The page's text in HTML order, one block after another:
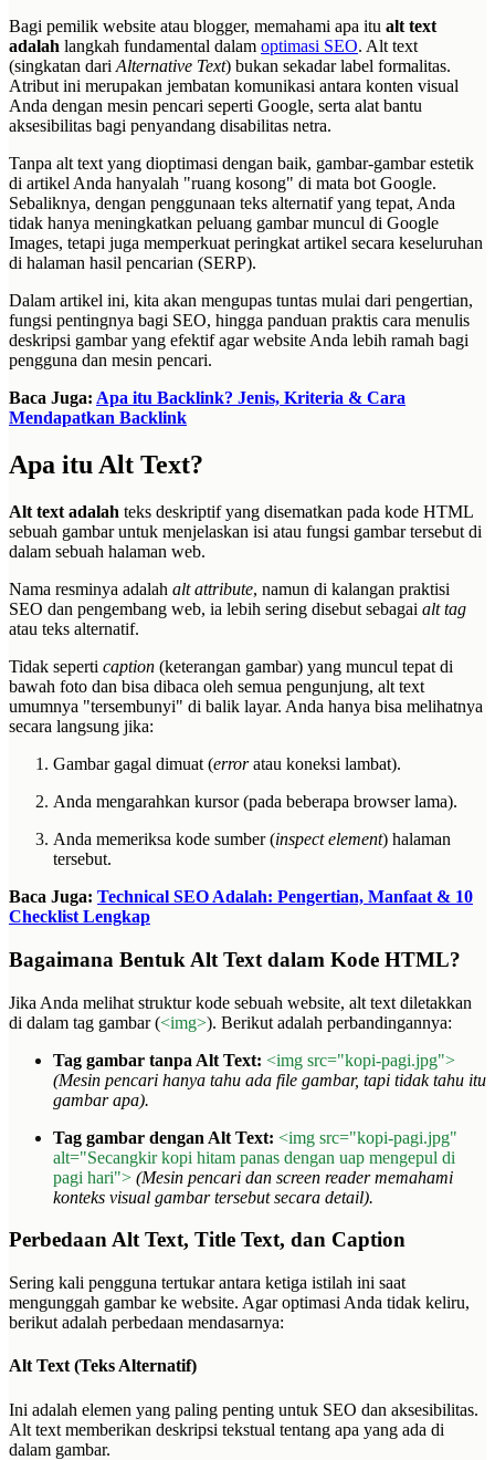
Bagi pemilik website atau blogger, memahami apa itu alt text
adalah langkah fundamental dalam optimasi SEO. Alt text
(singkatan dari Alternative Text) bukan sekadar label formalitas.
Atribut ini merupakan jembatan komunikasi antara konten visual
Anda dengan mesin pencari seperti Google, serta alat bantu
aksesibilitas bagi penyandang disabilitas netra.
Tanpa alt text yang dioptimasi dengan baik, gambar-gambar estetik
di artikel Anda hanyalah "ruang kosong" di mata bot Google.
Sebaliknya, dengan penggunaan teks alternatif yang tepat, Anda
tidak hanya meningkatkan peluang gambar muncul di Google
Images, tetapi juga memperkuat peringkat artikel secara keseluruhan
di halaman hasil pencarian (SERP).
Dalam artikel ini, kita akan mengupas tuntas mulai dari pengertian,
fungsi pentingnya bagi SEO, hingga panduan praktis cara menulis
deskripsi gambar yang efektif agar website Anda lebih ramah bagi
pengguna dan mesin pencari.
Baca Juga: Apa itu Backlink? Jenis, Kriteria & Cara
Mendapatkan Backlink
Apa itu Alt Text?
Alt text adalah teks deskriptif yang disematkan pada kode HTML
sebuah gambar untuk menjelaskan isi atau fungsi gambar tersebut di
dalam sebuah halaman web.
Nama resminya adalah alt attribute, namun di kalangan praktisi
SEO dan pengembang web, ia lebih sering disebut sebagai alt tag
atau teks alternatif.
Tidak seperti caption (keterangan gambar) yang muncul tepat di
bawah foto dan bisa dibaca oleh semua pengunjung, alt text
umumnya "tersembunyi" di balik layar. Anda hanya bisa melihatnya
secara langsung jika:
Gambar gagal dimuat (erroratau koneksi lambat).
Anda mengarahkan kursor (pada beberapa browser lama).
Anda memeriksa kode sumber (inspect element) halaman
tersebut.
Baca Juga: Technical SEO Adalah: Pengertian, Manfaat & 10
Checklist Lengkap
Bagaimana Bentuk Alt Text dalam Kode HTML?
Jika Anda melihat struktur kode sebuah website, alt text diletakkan
di dalam tag gambar (<img>). Berikut adalah perbandingannya:
Tag gambar tanpa Alt Text: <img src="kopi-pagi.jpg">
(Mesin pencari hanya tahu ada file gambar, tapi tidak tahu itu
gambar apa).
Tag gambar dengan Alt Text: <img src="kopi-pagi.jpg"
alt="Secangkir kopi hitam panas dengan uap mengepul di
pagi hari"> (Mesin pencari dan screen reader memahami
konteks visual gambar tersebut secara detail).
Perbedaan Alt Text, Title Text, dan Caption
Sering kali pengguna tertukar antara ketiga istilah ini saat
mengunggah gambar ke website. Agar optimasi Anda tidak keliru,
berikut adalah perbedaan mendasarnya:
Alt Text (Teks Alternatif)
Ini adalah elemen yang paling penting untuk SEO dan aksesibilitas.
Alt text memberikan deskripsi tekstual tentang apa yang ada di
dalam gambar.